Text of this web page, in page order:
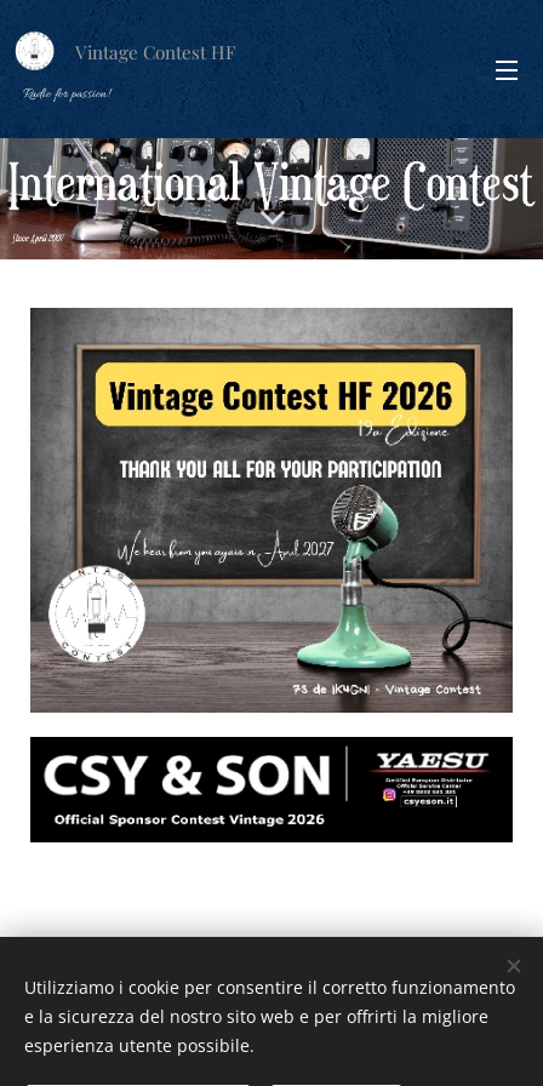
Vintage Contest HF
Radio for passion!
Utilizziamo i cookie per consentire il corretto funzionamento
e la sicurezza del nostro sito web e per offrirti la migliore
esperienza utente possibile.